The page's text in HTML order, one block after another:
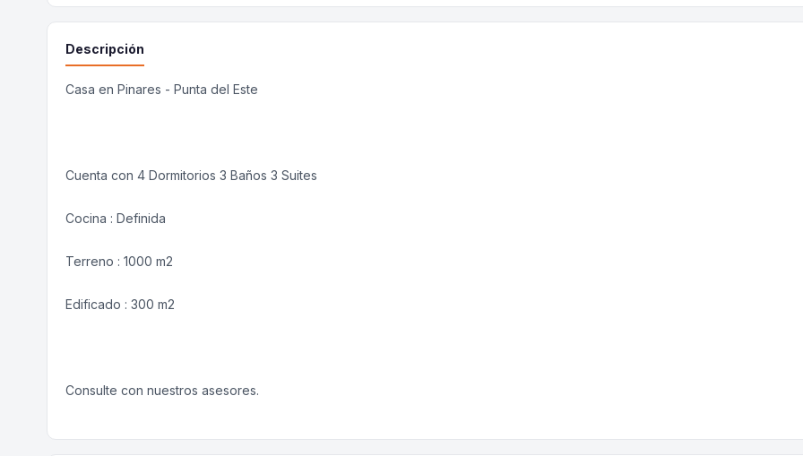
Descripción
Casa en Pinares - Punta del Este
Cuenta con 4 Dormitorios 3 Baños 3 Suites
Cocina : Definida
Terreno : 1000 m2
Edificado : 300 m2
Consulte con nuestros asesores.